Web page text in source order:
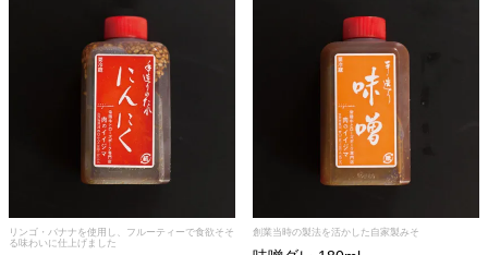
リンゴ・バナナを使用し、フルーティーで食欲そそ
る味わいに仕上げました
創業当時の製法を活かした自家製みそ